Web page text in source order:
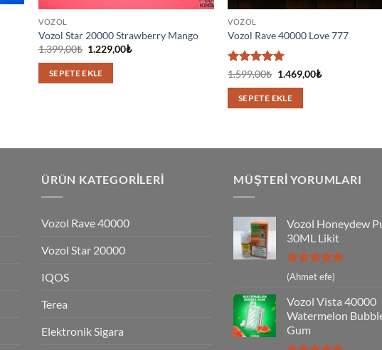
VOZOL
Vozol Star 20000 Strawberry Mango
1.399,00₺ Orijinal
1.399,00₺.
1.229,00₺Şu
SEPETE EKLE
VOZOL
Vozol Rave 40000 Love 777
5 üzerinden
1.599,00₺ Orijinal
1.599,00₺.
1.469,00₺Şu
SEPETE EKLE
ÜRÜN KATEGORILERI
Vozol Rave 40000
Vozol Star 20000
IQOS
Terea
Elektronik Sigara
MÜŞTERI YORUMLARI
Vozol Honeydew
30ML Likit
5 üzerinden
5
(Ahmet efe)
Vozol Vista 40000
Watermelon
Gum